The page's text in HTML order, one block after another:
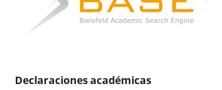
Declaraciones académicas